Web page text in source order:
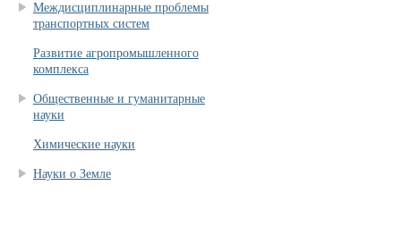
Междисциплинарные проблемы
транспортных систем
Развитие агропромышленного
комплекса
Общественные и гуманитарные
науки
Химические науки
Науки о Земле